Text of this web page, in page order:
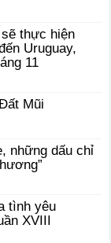
thực hiện
Uruguay,
11
Mũi
những dấu chỉ
tình yêu
XVIII